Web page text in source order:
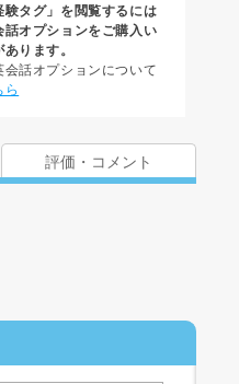
験タグ」を閲覧するには
話オプションをご購入い
ります。
話オプションについて
ら
評価・コメント